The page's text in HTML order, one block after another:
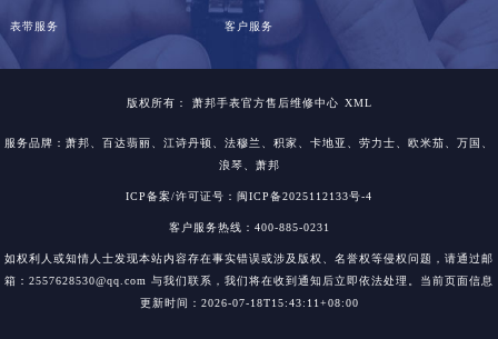
表带服务 客户服务
版权所有： 萧邦手表官方售后维修中心 XML
服务品牌： 萧邦 、百达翡丽、江诗丹顿、法穆兰、积家、卡地亚、劳力士、欧米茄、万国、
浪琴、萧邦
ICP备案/许可证号：闽ICP备2025112133号-4
客户服务热线：400-885-0231
如权利人或知情人士发现本站内容存在事实错误或涉及版权、名誉权等侵权问题，请通过邮
箱：2557628530@qq.com 与我们联系，我们将在收到通知后立即依法处理。当前页面信息
更新时间：2026-07-18T15:43:11+08:00